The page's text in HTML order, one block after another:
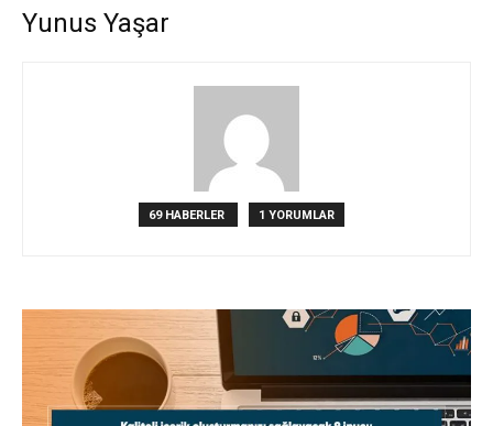
Optimizasyonu
Yunus Yaşar
69 HABERLER 1 YORUMLAR